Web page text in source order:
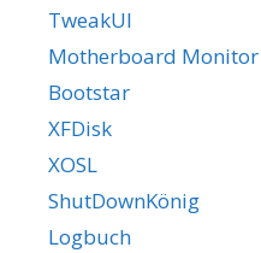
TweakUI
Motherboard Monitor
Bootstar
XFDisk
XOSL
ShutDownKönig
Logbuch